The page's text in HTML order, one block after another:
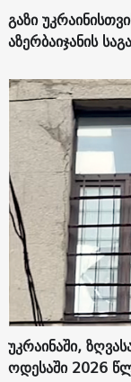
გაზი
აზერბაიჯანის
უკრაინაში,
ოდესაში 2026